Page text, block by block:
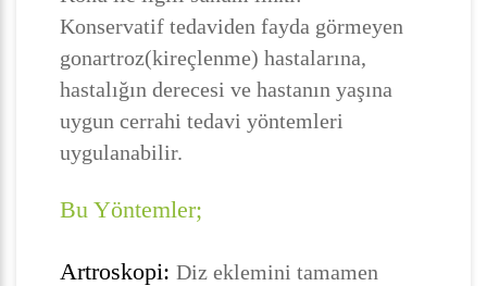
Konservatif tedaviden fayda görmeyen
gonartroz(kireçlenme) hastalarına,
hastalığın derecesi ve hastanın yaşına
uygun cerrahi tedavi yöntemleri
uygulanabilir.
Bu Yöntemler;
Artroskopi: Diz eklemini tamamen